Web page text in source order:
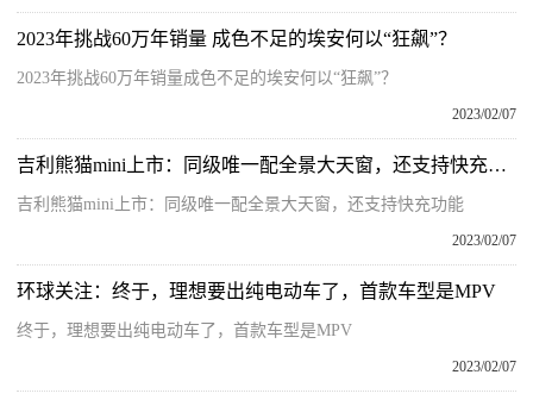
2023年挑战60万年销量 成色不足的埃安何以“狂飙”？
2023年挑战60万年销量成色不足的埃安何以“狂飙”？
2023/02/07
吉利熊猫mini上市：同级唯一配全景大天窗，还支持快充功能
吉利熊猫mini上市：同级唯一配全景大天窗，还支持快充功能
2023/02/07
环球关注：终于，理想要出纯电动车了，首款车型是MPV
终于，理想要出纯电动车了，首款车型是MPV
2023/02/07